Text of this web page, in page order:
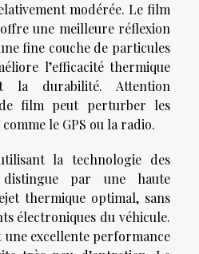
modérée. Le film
une meilleure réflexion
fine couche de particules
l’efficacité thermique
la durabilité. Attention
film peut perturber les
le GPS ou la radio.
la technologie des
distingue par une haute
thermique optimal, sans
électroniques du véhicule.
excellente performance